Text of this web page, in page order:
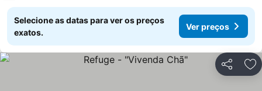
Selecione as datas para ver os preços
exatos.
Ver preços
Partilhar